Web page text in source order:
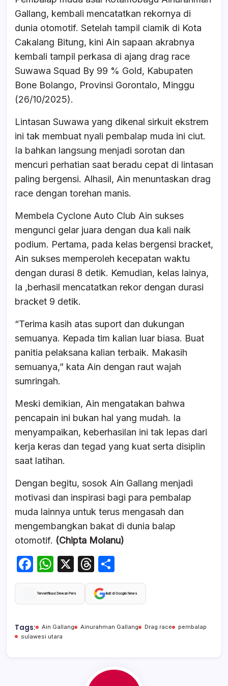
e
b
o
o
k
s
A
p
p
a
d
s
e
Gallang, kembali mencatatkan rekornya di
dunia otomotif. Setelah tampil ciamik di Kota
Cakalang Bitung, kini Ain sapaan akrabnya
kembali tampil perkasa di ajang drag race
Suwawa Squad By 99 % Gold, Kabupaten
Bone Bolango, Provinsi Gorontalo, Minggu
(26/10/2025).
Lintasan Suwawa yang dikenal sirkuit ekstrem
ini tak membuat nyali pembalap muda ini ciut.
Ia bahkan langsung menjadi sorotan dan
mencuri perhatian saat beradu cepat di lintasan
paling bergensi. Alhasil, Ain menuntaskan drag
race dengan torehan manis.
Membela Cyclone Auto Club Ain sukses
mengunci gelar juara dengan dua kali naik
podium. Pertama, pada kelas bergensi bracket,
Ain sukses memperoleh kecepatan waktu
dengan durasi 8 detik. Kemudian, kelas lainya,
Ia ,berhasil mencatatkan rekor dengan durasi
bracket 9 detik.
“Terima kasih atas suport dan dukungan
semuanya. Kepada tim kalian luar biasa. Buat
panitia pelaksana kalian terbaik. Makasih
semuanya,” kata Ain dengan raut wajah
sumringah.
Meski demikian, Ain mengatakan bahwa
pencapain ini bukan hal yang mudah. Ia
menyampaikan, keberhasilan ini tak lepas dari
kerja keras dan tegad yang kuat serta disiplin
saat latihan.
Dengan begitu, sosok Ain Gallang menjadi
motivasi dan inspirasi bagi para pembalap
muda lainnya untuk terus mengasah dan
mengembangkan bakat di dunia balap
otomotif. (Chipta Molanu)
F
a
c
b
o
W
h
at
A
p
X
T
hr
e
d
h
ar
Terverifikasi Dewan Pers Ikuti di Google News
Tags: Ain Gallang Ainurahman Gallang Drag race
pembalap
sulawesi utara